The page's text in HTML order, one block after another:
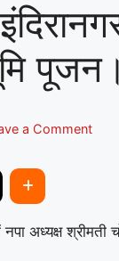
पूजन।
a Commenton
स्थित
बगीचे
नपा अध्यक्ष